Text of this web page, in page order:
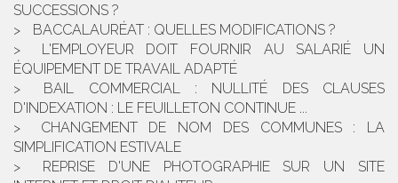
SUCCESSIONS ?
BACCALAURÉAT : QUELLES MODIFICATIONS ?
L'EMPLOYEUR DOIT FOURNIR AU SALARIÉ UN
ÉQUIPEMENT DE TRAVAIL ADAPTÉ
BAIL COMMERCIAL : NULLITÉ DES CLAUSES
D'INDEXATION : LE FEUILLETON CONTINUE ...
CHANGEMENT DE NOM DES COMMUNES : LA
SIMPLIFICATION ESTIVALE
REPRISE D'UNE PHOTOGRAPHIE SUR UN SITE